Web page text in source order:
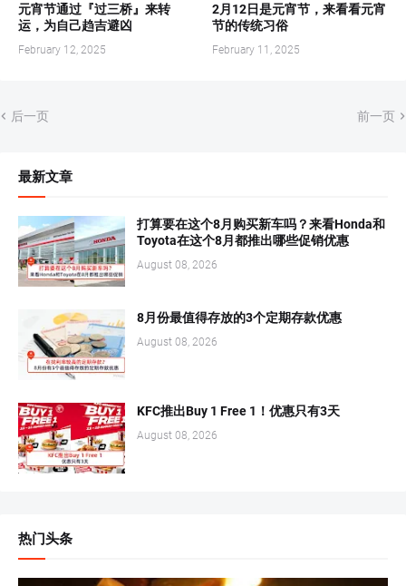
元宵节通过『过三桥』来转
运，为自己趋吉避凶
February 12, 2025
2月12日是元宵节，来看看元宵
节的传统习俗
February 11, 2025
后一页 前一页
最新文章
打算要在这个8月购买新车吗？来看Honda和
Toyota在这个8月都推出哪些促销优惠
August 08, 2026
8月份最值得存放的3个定期存款优惠
August 08, 2026
KFC推出Buy 1 Free 1！优惠只有3天
August 08, 2026
热门头条